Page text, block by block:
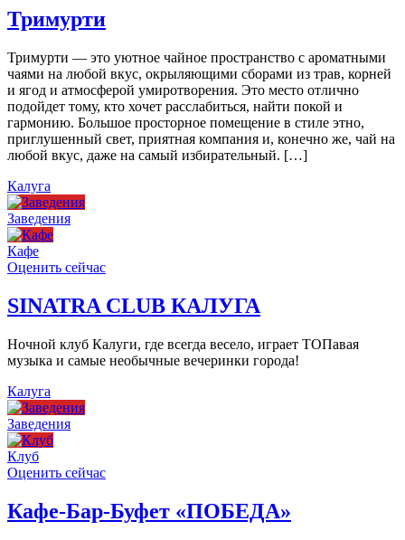
Тримурти
Тримурти — это уютное чайное пространство с ароматными
чаями на любой вкус, окрыляющими сборами из трав, корней
и ягод и атмосферой умиротворения. Это место отлично
подойдет тому, кто хочет расслабиться, найти покой и
гармонию. Большое просторное помещение в стиле этно,
приглушенный свет, приятная компания и, конечно же, чай на
любой вкус, даже на самый избирательный. […]
Калуга
Заведения
Кафе
Оценить сейчас
SINATRA CLUB КАЛУГА
Ночной клуб Калуги, где всегда весело, играет ТОПавая
музыка и самые необычные вечеринки города!
Калуга
Заведения
Клуб
Оценить сейчас
Кафе-Бар-Буфет «ПОБЕДА»